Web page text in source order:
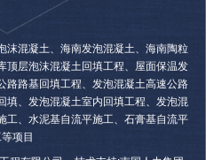
沫混凝土、海南发泡混凝土、海南陶粒
顶层泡沫混凝土回填工程、屋面保温发
路路基回填工程、发泡混凝土高速公路
填、发泡混凝土室内回填工程、发泡混
工、水泥基自流平施工、石膏基自流平
项目